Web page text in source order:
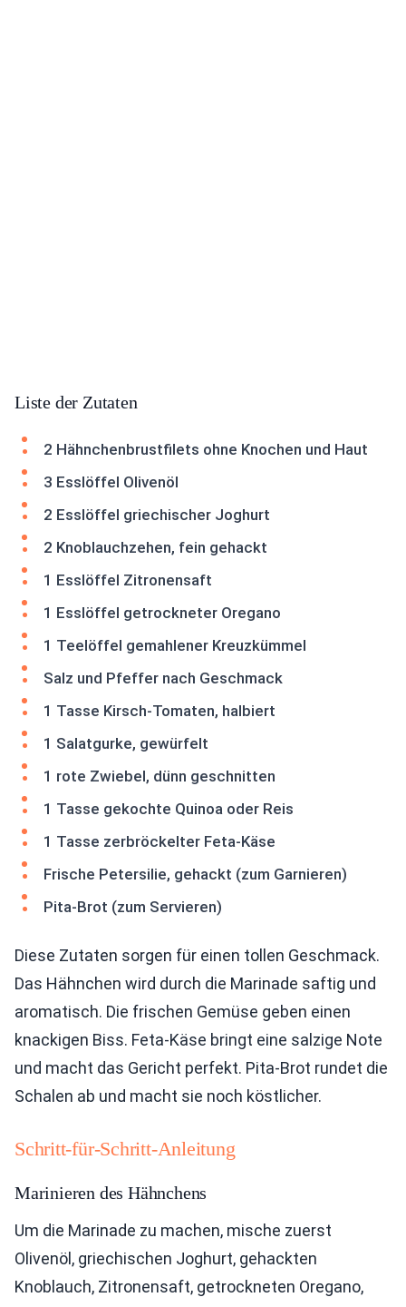
Liste der Zutaten
2 Hähnchenbrustfilets ohne Knochen und Haut
3 Esslöffel Olivenöl
2 Esslöffel griechischer Joghurt
2 Knoblauchzehen, fein gehackt
1 Esslöffel Zitronensaft
1 Esslöffel getrockneter Oregano
1 Teelöffel gemahlener Kreuzkümmel
Salz und Pfeffer nach Geschmack
1 Tasse Kirsch-Tomaten, halbiert
1 Salatgurke, gewürfelt
1 rote Zwiebel, dünn geschnitten
1 Tasse gekochte Quinoa oder Reis
1 Tasse zerbröckelter Feta-Käse
Frische Petersilie, gehackt (zum Garnieren)
Pita-Brot (zum Servieren)
Diese Zutaten sorgen für einen tollen Geschmack.
Das Hähnchen wird durch die Marinade saftig und
aromatisch. Die frischen Gemüse geben einen
knackigen Biss. Feta-Käse bringt eine salzige Note
und macht das Gericht perfekt. Pita-Brot rundet die
Schalen ab und macht sie noch köstlicher.
Schritt-für-Schritt-Anleitung
Marinieren des Hähnchens
Um die Marinade zu machen, mische zuerst
Olivenöl, griechischen Joghurt, gehackten
Knoblauch, Zitronensaft, getrockneten Oregano,